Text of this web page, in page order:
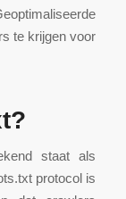
te krijgen voor
staat als
protocol is